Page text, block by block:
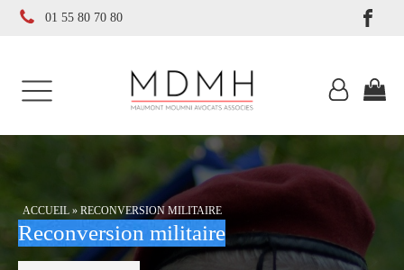
01 55 80 70 80
ACCUEIL » RECONVERSION MILITAIRE
Reconversion militaire